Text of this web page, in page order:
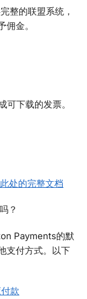
整的联盟系统，
金。
可下载的发票。
此处的完整文档
？
Payments的默
支付方式。以下
款